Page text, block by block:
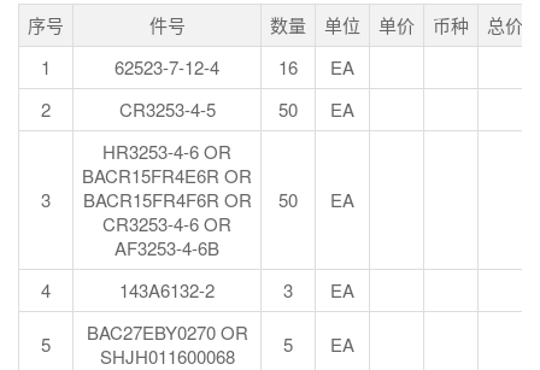
序号 件号 数量 单位 单价 币种
总价
1
62523-7-12-4 16
EA
2
CR3253-4-5 50 EA
3
HR3253-4-6 OR
BACR15FR4E6R OR
BACR15FR4F6R OR
CR3253-4-6 OR
AF3253-4-6B
50 EA
4 143A6132-2 3 EA
5
BAC27EBY0270 OR
SHJH011600068
5 EA